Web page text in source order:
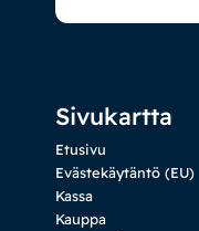
Sivukartta
Etusivu
Evästekäytäntö (EU)
Kassa
Kauppa